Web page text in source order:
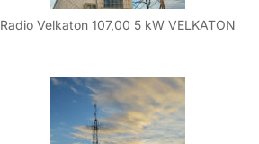
Radio Velkaton 107,00 5 kW VELKATON